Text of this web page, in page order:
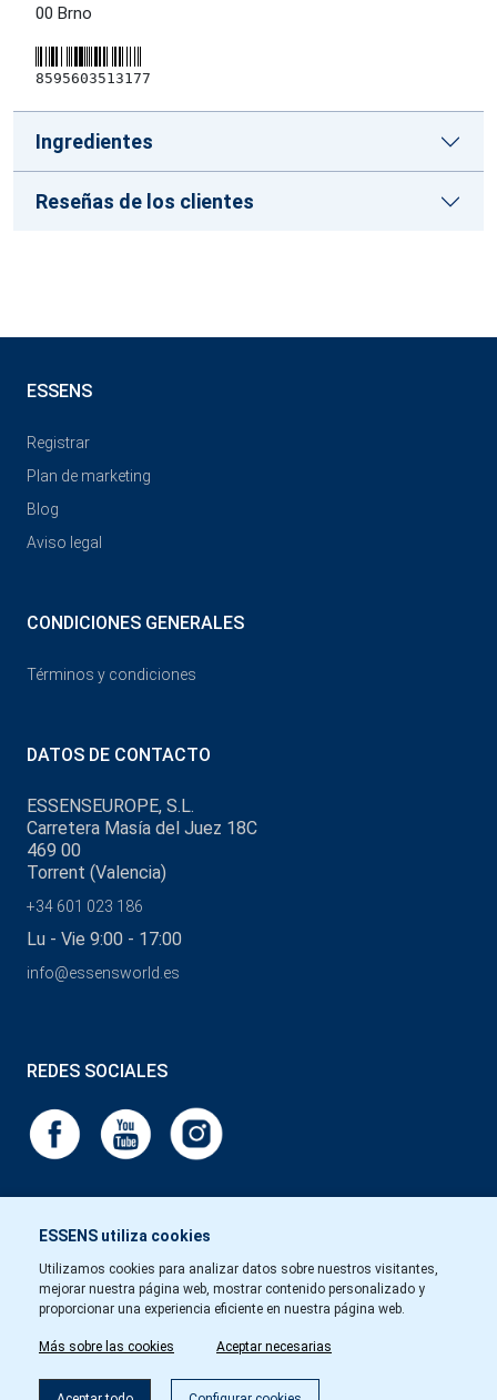
00 Brno
8595603513177
Ingredientes
Reseñas de los clientes
ESSENS utiliza cookies
Utilizamos cookies para analizar datos sobre nuestros visitantes,
mejorar nuestra página web, mostrar contenido personalizado y
proporcionar una experiencia eficiente en nuestra página web.
Más sobre las cookies Aceptar necesarias
ESSENS
Registrar
Plan de marketing
Blog
Aviso legal
CONDICIONES GENERALES
Términos y condiciones
DATOS DE CONTACTO
ESSENSEUROPE, S.L.
Carretera Masía del Juez 18C
469 00
Torrent (Valencia)
+34 601 023 186
Lu - Vie 9:00 - 17:00
info@essensworld.es
REDES SOCIALES